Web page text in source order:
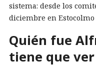
sistema: desde los
diciembre en Estocolmo
Quién fue
tiene que